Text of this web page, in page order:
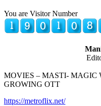
You are Visitor Number
MOVIES – MASTI- MAGIC
GROWING OTT
https://metroflix.net/